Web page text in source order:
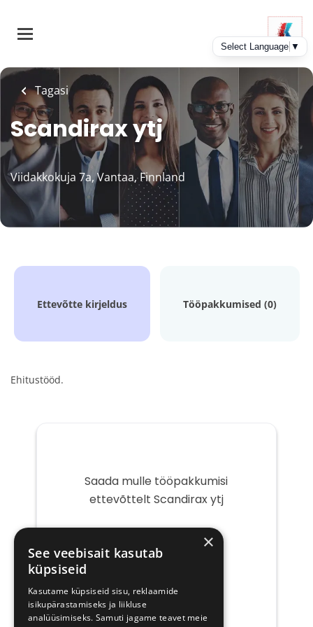
main
Tagasi
Scandirax ytj
Viidakkokuja 7a, Vantaa, Finnland
Ettevõtte kirjeldus Tööpakkumised (0)
Ehitustööd.
Saada mulle tööpakkumisi
ettevõttelt Scandirax ytj
post
×
See veebisait kasutab
küpsiseid
Kasutame küpsiseid sisu, reklaamide
isikupärastamiseks ja liikluse
analüüsimiseks. Samuti jagame teavet meie